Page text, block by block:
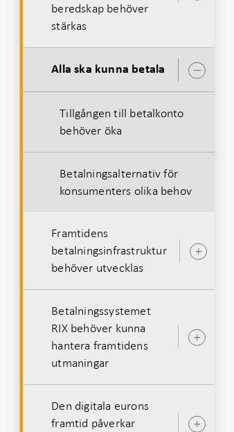
beredskap behöver
stärkas
Alla ska kunna betala
Tillgången till betalkonto
behöver öka
Betalningsalternativ för
konsumenters olika behov
Framtidens
betalningsinfrastruktur
behöver utvecklas
Betalningssystemet
RIX behöver kunna
hantera framtidens
utmaningar
Den digitala eurons
framtid påverkar